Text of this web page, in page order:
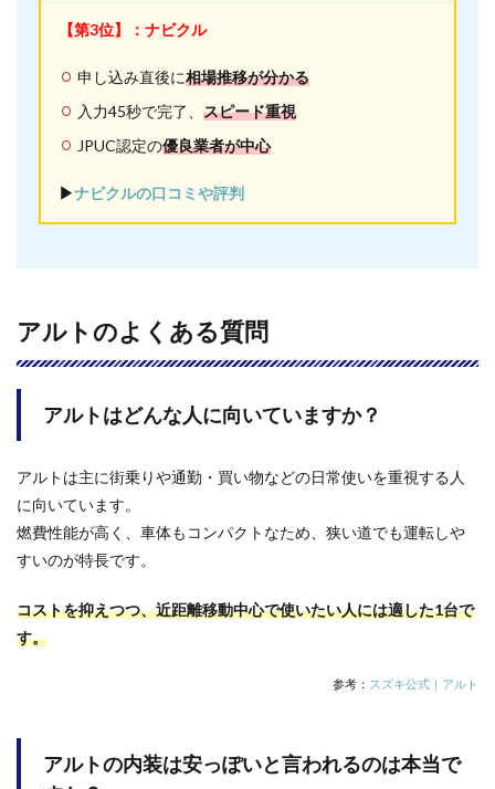
【第3位】：ナビクル
申し込み直後に相場推移が分かる
入力45秒で完了、 スピード重視
JPUC認定の優良業者が中心
▶︎ナビクルの口コミや評判
アルトのよくある質問
アルトはどんな人に向いていますか？
アルトは主に街乗りや通勤・買い物などの日常使いを重視する人
に向いています。
燃費性能が高く、車体もコンパクトなため、狭い道でも運転しや
すいのが特長です。
コストを抑えつつ、近距離移動中心で使いたい人には適した1台で
す。
参考： スズキ公式｜アルト
アルトの内装は安っぽいと言われるのは本当で